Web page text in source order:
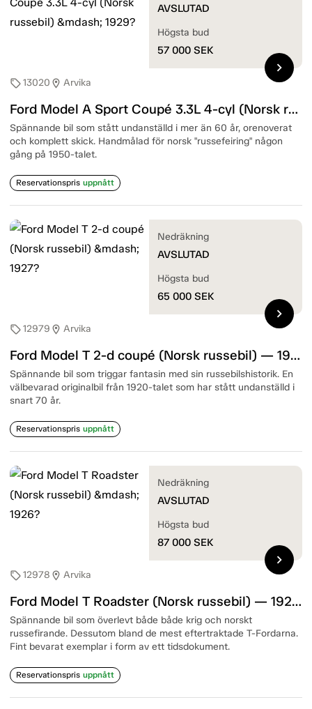
sell13020 location_on Arvika
Ford Model A Sport Coupé 3.3L 4-cyl (Norsk russebil) — 1929?
Spännande bil som stått undanställd i mer än 60 år, orenoverat
och komplett skick. Handmålad för norsk "russefeiring" någon
gång på 1950-talet.
Reservationspris uppnått
AVSLUTAD
Högsta bud
57 000 SEK
chevron_right
sell12979 location_on Arvika
Ford Model T 2-d coupé (Norsk russebil) — 1927?
Spännande bil som triggar fantasin med sin russebilshistorik. En
välbevarad originalbil från 1920-talet som har stått undanställd i
snart 70 år.
Reservationspris uppnått
Nedräkning
AVSLUTAD
Högsta bud
65 000 SEK
chevron_right
sell12978 location_on Arvika
Ford Model T Roadster (Norsk russebil) — 1926?
Spännande bil som överlevt både både krig och norskt
russefirande. Dessutom bland de mest eftertraktade T-Fordarna.
Fint bevarat exemplar i form av ett tidsdokument.
Reservationspris uppnått
Nedräkning
AVSLUTAD
Högsta bud
87 000 SEK
chevron_right